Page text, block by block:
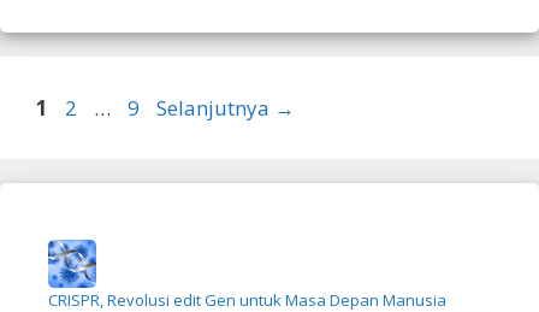
Halaman
1 Halaman
2 … Halaman
9 Selanjutnya →
CRISPR, Revolusi edit Gen untuk Masa Depan Manusia